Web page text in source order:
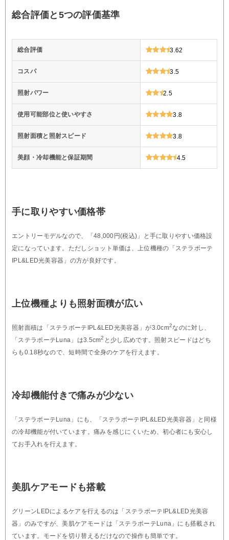
総合評価と5つの評価基準
総合評価 3.62
コスパ 3.5
照射パワー 2.5
使用可能部位と使いやすさ 3.8
照射面積と照射スピード 3.8
美顔・冷却機能と保証期間 4.5
手に取りやすい価格帯
エントリーモデルなので、「48,000円(税込)」と手に取りやすい価格設
定になっています。ただしショット単価は、上位機種の「ステラボーテ
IPL&LED光美容器」の方が良好です。
上位機種よりも照射面積が広い
照射面積は「ステラボーテIPL&LED光美容器」が3.0cm2なのに対し、
「ステラボーテLuna」は3.5cm2 と少し広めです。照射スピードはどち
らも0.18秒なので、短時間で全身のケアを行えます。
冷却機能付きで痛みが少ない
「ステラボーテLuna」にも、「ステラボーテIPL&LED光美容器」と同様
の冷却機能が付いています。痛みを感じにくいため、初心者にも安心し
てお手入れを行えます。
美肌ケアモードも搭載
グリーンLEDによるケアを行えるのは「ステラボーテIPL&LED光美容
器」のみですが、美肌ケアモードは「ステラボーテLuna」にも搭載され
ています。モードを切り替えるだけなので操作も簡単です。